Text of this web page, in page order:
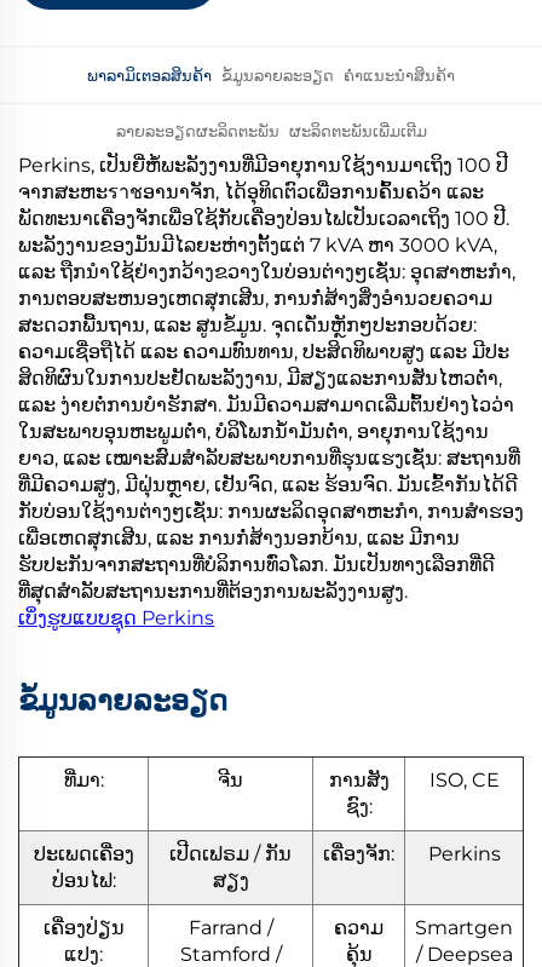
ພາລາມິເຕອລສິນຄ້າ ຂໍ້ມູນລາຍລະອຽດ ຄຳແນະນຳສິນຄ້າ
ລາຍລະອຽດຜະລິດຕະພັນ ຜະລິດຕະພັນເພີ່ມເຕີມ
Perkins, ເປັນຍີ່ຫໍ້ພະລັງງານທີ່ມີອາຍຸການໃຊ້ງານມາເຖິງ 100 ປີ
ຈາກສະຫະราชອານາຈັກ, ໄດ້ອຸທິດຕົວເພື່ອການຄົ້ນຄວ້າ ແລະ
ພັດທະນາເຄື່ອງຈັກເພື່ອໃຊ້ກັບເຄື່ອງປ່ອນໄຟເປັນເວລາເຖິງ 100 ປີ.
ພະລັງງານຂອງມັນມີໄລຍະຫ່າງຕັ້ງແຕ່ 7 kVA ຫາ 3000 kVA,
ແລະ ຖືກນຳໃຊ້ຢ່າງກວ້າງຂວາງໃນບ່ອນຕ່າງໆເຊັ່ນ: ອຸດສາຫະກຳ,
ການຕອບສະຫນອງເຫດສຸກເສີນ, ການກໍ່ສ້າງສິ່ງອຳນວຍຄວາມ
ສະດວກພື້ນຖານ, ແລະ ສູນຂໍ້ມູນ. ຈຸດເດັ່ນຫຼັກໆປະກອບດ້ວຍ:
ຄວາມເຊື່ອຖືໄດ້ ແລະ ຄວາມທົນທານ, ປະສິດທິພາບສູງ ແລະ ມີປະ
ສິດທິຜົນໃນການປະຢັດພະລັງງານ, ມີສຽງແລະການສັ່ນໄຫວຕ່ຳ,
ແລະ ງ່າຍຕໍ່ການບໍາຮັກສາ. ມັນມີຄວາມສາມາດເລີ່ມຕົ້ນຢ່າງໄວວ່າ
ໃນສະພາບອຸນຫະພູມຕ່ຳ, ບໍລິໂພກນ້ຳມັນຕ່ຳ, ອາຍຸການໃຊ້ງານ
ຍາວ, ແລະ ເໝາະສົມສຳລັບສະພາບການທີ່ຮຸນແຮງເຊັ່ນ: ສະຖານທີ່
ທີ່ມີຄວາມສູງ, ມີຝຸ່ນຫຼາຍ, ເຢັນຈົດ, ແລະ ຮ້ອນຈົດ. ມັນເຂົ້າກັນໄດ້ດີ
ກັບບ່ອນໃຊ້ງານຕ່າງໆເຊັ່ນ: ການຜະລິດອຸດສາຫະກຳ, ການສຳຮອງ
ເພື່ອເຫດສຸກເສີນ, ແລະ ການກໍ່ສ້າງນອກບ້ານ, ແລະ ມີການ
ຮັບປະກັນຈາກສະຖານທີ່ບໍລິການທົ່ວໂລກ. ມັນເປັນທາງເລືອກທີ່ດີ
ທີ່ສຸດສຳລັບສະຖານະການທີ່ຕ້ອງການພະລັງງານສູງ.
ເບິ່ງຮູບແບບຊຸດ Perkins
ຂໍ້ມູນລາຍລະອຽດ
ທີ່ມາ: ຈີນ
ການສັງ
ຊົງ:
ISO, CE
ປະເພດເຄື່ອງ
ປ່ອນໄຟ:
ເປີດເຟຣມ / ກັນ
ສຽງ
ເຄື່ອງຈັກ: Perkins
ເຄື່ອງປ່ຽນ
ແປງ:
Farrand /
Stamford /
ຄວາມ
ຄຸ້ນ
Smartgen
/ Deepsea